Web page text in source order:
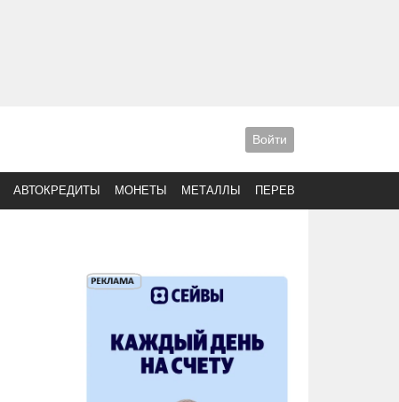
Войти
АВТОКРЕДИТЫ МОНЕТЫ МЕТАЛЛЫ ПЕРЕВОДЫ